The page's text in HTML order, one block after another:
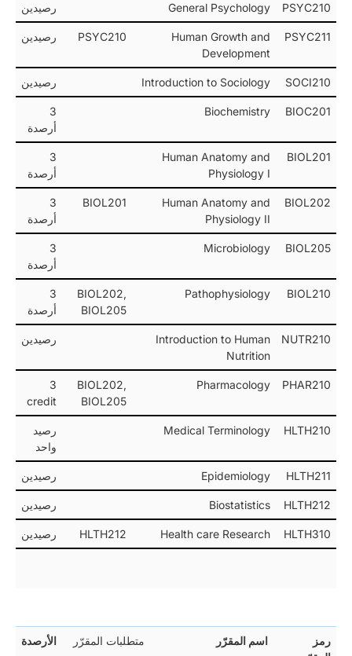
PSYC210
General Psychology رصيدين
PSYC211
Human Growth and
Development
PSYC210 رصيدين
SOCI210
Introduction to Sociology رصيدين
BIOC201
Biochemistry
3
أرصدة
BIOL201
Human Anatomy and
Physiology I
3
أرصدة
BIOL202
Human Anatomy and
Physiology II
BIOL201
3
أرصدة
BIOL205
Microbiology
3
أرصدة
BIOL210
Pathophysiology
BIOL202,
BIOL205
3
أرصدة
NUTR210
Introduction to Human
Nutrition
رصيدين
PHAR210
Pharmacology
BIOL202,
BIOL205
3
credit
HLTH210
Medical Terminology
رصيد
واحد
HLTH211
Epidemiology رصيدين
HLTH212
Biostatistics رصيدين
HLTH310
Health care Research
HLTH212 رصيدين
رمز
اسم المقرّر متطلبات المقرّر الأرصدة